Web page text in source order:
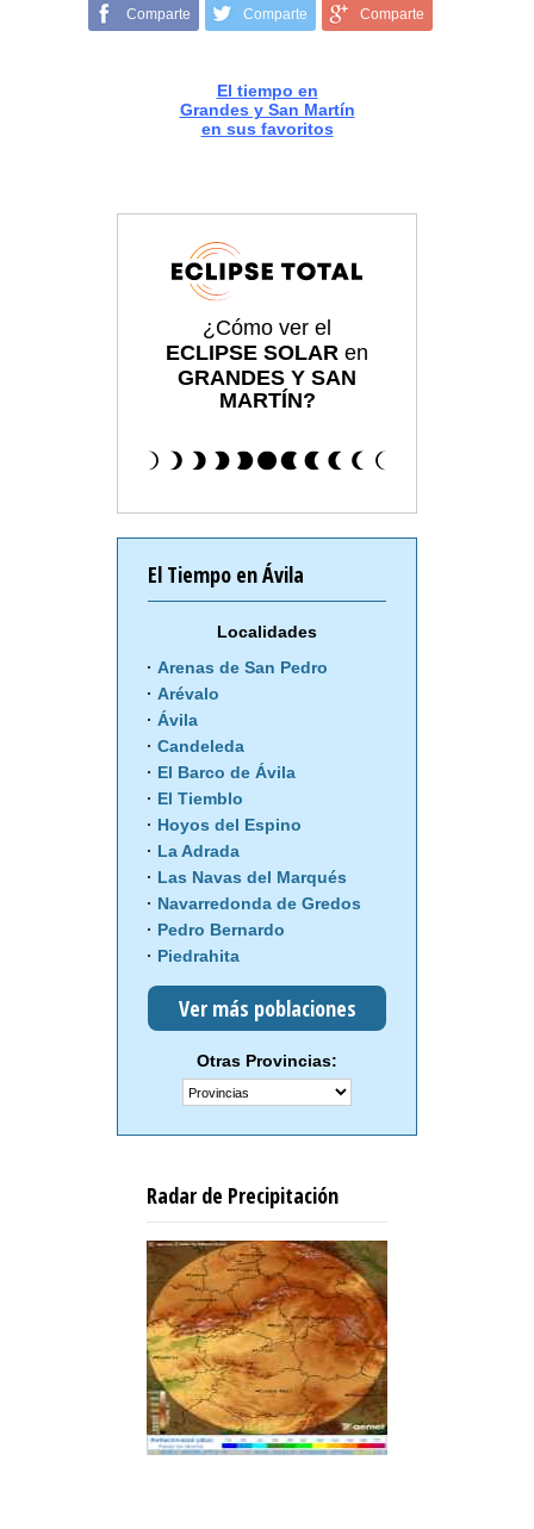
Comparte Comparte Comparte
El tiempo en
Grandes y San Martín
en sus favoritos
¿Cómo ver el
ECLIPSE SOLAR en
GRANDES Y SAN
MARTÍN?
El Tiempo en Ávila
Localidades
Arenas de San Pedro
Arévalo
Ávila
Candeleda
El Barco de Ávila
El Tiemblo
Hoyos del Espino
La Adrada
Las Navas del Marqués
Navarredonda de Gredos
Pedro Bernardo
Piedrahita
Ver más poblaciones
Otras Provincias:
Radar de Precipitación